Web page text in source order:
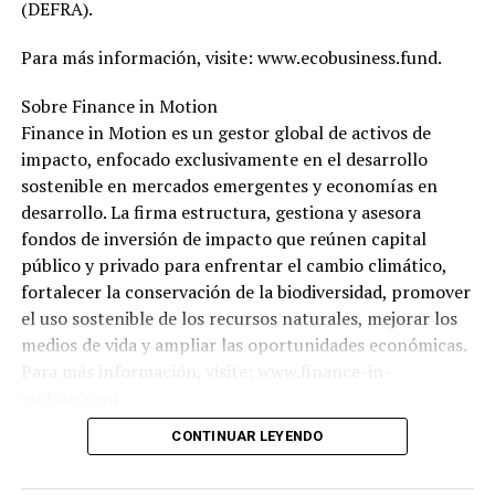
(DEFRA).
Para más información, visite: www.ecobusiness.fund.
Sobre Finance in Motion
Finance in Motion es un gestor global de activos de
impacto, enfocado exclusivamente en el desarrollo
sostenible en mercados emergentes y economías en
desarrollo. La firma estructura, gestiona y asesora
fondos de inversión de impacto que reúnen capital
público y privado para enfrentar el cambio climático,
fortalecer la conservación de la biodiversidad, promover
el uso sostenible de los recursos naturales, mejorar los
medios de vida y ampliar las oportunidades económicas.
CONTINUAR LEYENDO